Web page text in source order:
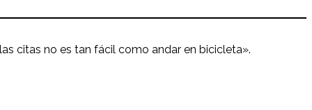
citas no es tan fácil como andar en bicicleta».